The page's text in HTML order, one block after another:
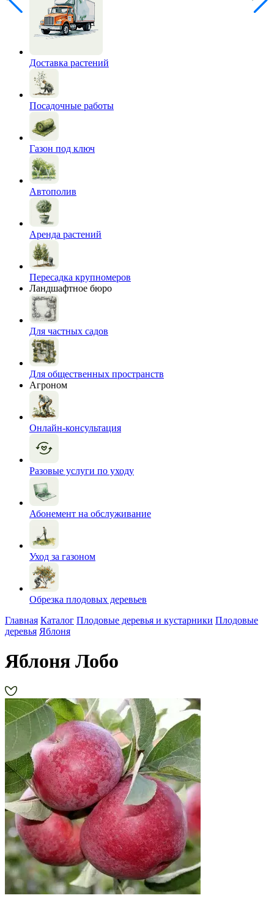
Доставка растений
Посадочные работы
Газон под ключ
Автополив
Аренда растений
Пересадка крупномеров
Ландшафтное бюро
Для частных садов
Для общественных пространств
Агроном
Онлайн-консультация
Разовые услуги по уходу
Абонемент на обслуживание
Уход за газоном
Обрезка плодовых деревьев
Главная Каталог Плодовые деревья и кустарники Плодовые
деревья Яблоня
Яблоня Лобо